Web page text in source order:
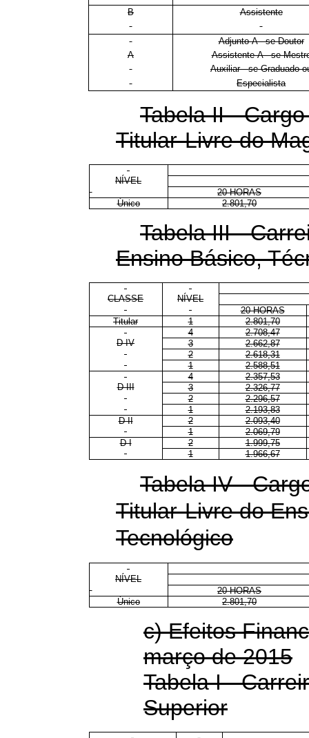
B Assistente
Adjunto-A - se Doutor
A
Assistente-A - se
Auxiliar - se Graduado
Especialista
Tabela II -
Titular-Livre do
NÍVEL
20 HORAS
Único
2.801,70
Tabela III -
Ensino Básico,
CLASSE
NÍVEL
20 HORAS
Titular
1
2.801,70
4
2.708,47
D IV
3
2.662,87
2
2.618,31
1
2.588,51
4
2.357,53
D III
3
2.326,77
2
2.296,57
1
2.193,83
D II
2
2.093,40
1
2.069,79
D I
2
1.999,75
1
1.966,67
Tabela IV -
Titular-Livre do
Tecnológico
NÍVEL
20 HORAS
Único
2.801,70
c) Efeitos
março de 2015
Tabela I -
Superior